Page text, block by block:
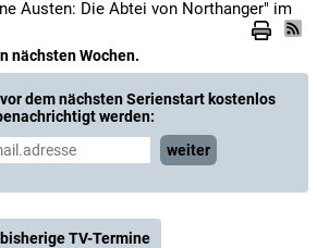
Austen: Die Abtei von Northanger" im
nächsten Wochen.
dem nächsten Serienstart kostenlos
werden:
weiter
bisherige TV-Termine